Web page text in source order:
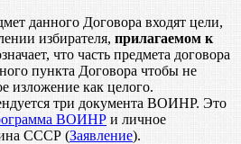
данного Договора входят цели,
избирателя, прилагаемом к
что часть предмета договора
пункта Договора чтобы не
изложение как целого.
три документа ВОИНР. Это
ВОИНР и личное
СССР (Заявление).